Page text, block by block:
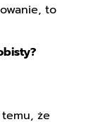
to
że